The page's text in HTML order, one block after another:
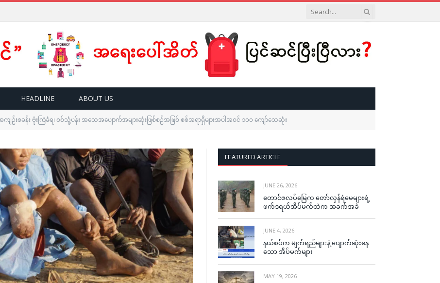
HEADLINE ABOUT US
ကျဉ်းစခန်း ဗုံးကြဲခံရ၊ စစ်သုံ့ပန်း အသေအပျောက်အများဆုံးဖြစ်စဉ်အဖြစ် စစ်အရာရှိများအပါအဝင် ၁၀၀ ကျော်သေဆုံး
FEATURED ARTICLE
JUNE 26, 2026
တောင်ဇလပ်မြေက တော်လှန်ရဲမေများရဲ့
ဖက်ဒရယ်အိပ်မက်ထဲက အခက်အခဲ
JUNE 4, 2026
နယ်စပ်က မျက်ရည်များနဲ့ ပျောက်ဆုံးနေ
သော အိပ်မက်များ
MAY 19, 2026